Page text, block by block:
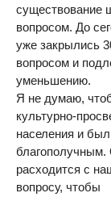
существование
вопросом. До
уже закрылись
вопросом и
уменьшению.
Я не думаю,
культурно-
населения и
благополучным.
расходится с
вопросу, чтобы